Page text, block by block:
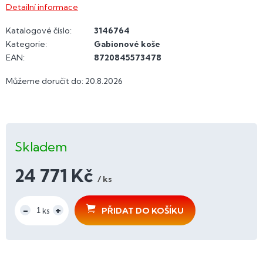
Můžeme doručit do: 20.8.2026
Skladem
24 771 Kč / ks
cena:
PŘIDAT DO KOŠÍKU
Detailní informace
Katalogové číslo:
3146764
Kategorie:
Gabionové koše
EAN: 8720845573478